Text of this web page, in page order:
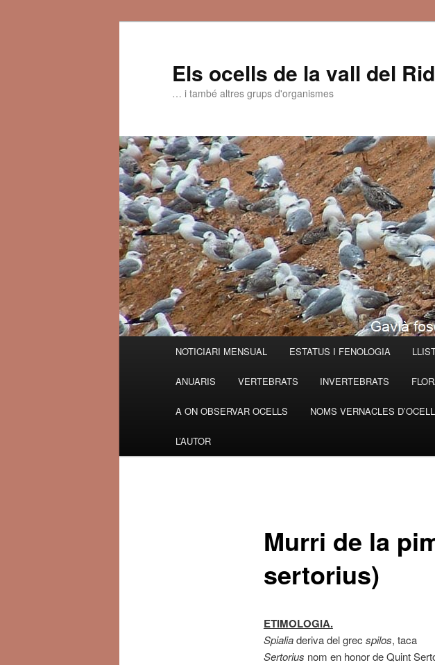
Els ocells de la vall del
… i també altres grups d'organismes
NOTICIARI MENSUAL ESTATUS I FENOLOGIA
ANUARIS VERTEBRATS INVERTEBRATS
A ON OBSERVAR OCELLS NOMS VERNACLES
L’AUTOR
Murri de la
sertorius)
ETIMOLOGIA.
Spialiaderiva del grec spilos, taca
Sertorius nom en honor de Quint